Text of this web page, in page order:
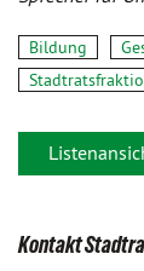
Bildung
Kontakt